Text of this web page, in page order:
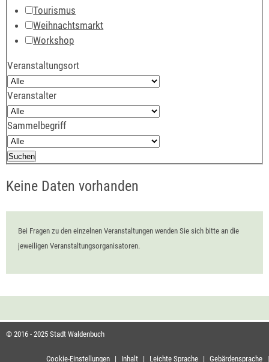
Tourismus
Weihnachtsmarkt
Workshop
Veranstaltungsort
Veranstalter
Sammelbegriff
Keine Daten vorhanden
Bei Fragen zu den einzelnen Veranstaltungen wenden Sie sich bitte an die
jeweiligen Veranstaltungsorganisatoren.
© 2016 - 2025 Stadt Waldenbuch
Cookie-Einstellungen | Inhalt | Leichte Sprache | Gebärdensprache |